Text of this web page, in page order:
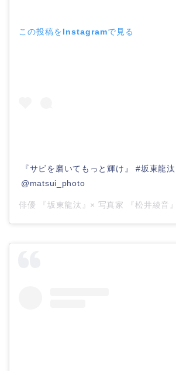
この投稿をInstagramで見る
『サビを磨いてもっと輝け』 #坂東龍汰
@matsui_photo